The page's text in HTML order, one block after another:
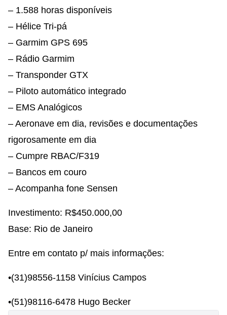
– 1.588 horas disponíveis
– Hélice Tri-pá
– Garmim GPS 695
– Rádio Garmim
– Transponder GTX
– Piloto automático integrado
– EMS Analógicos
– Aeronave em dia, revisões e documentações
rigorosamente em dia
– Cumpre RBAC/F319
– Bancos em couro
– Acompanha fone Sensen
Investimento: R$450.000,00
Base: Rio de Janeiro
Entre em contato p/ mais informações:
•(31)98556-1158 Vinícius Campos
•(51)98116-6478 Hugo Becker